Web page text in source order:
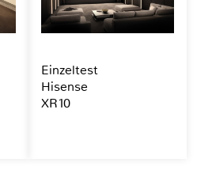
Einzeltest
Hisense
XR10